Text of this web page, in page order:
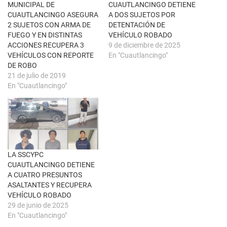
a
n
a
n
u
e
v
a
)
S
e
a
b
r
e
e
n
u
a
v
e
t
a
n
a
n
u
e
MUNICIPAL DE
CUAUTLANCINGO ASEGURA
2 SUJETOS CON ARMA DE
FUEGO Y EN DISTINTAS
ACCIONES RECUPERA 3
VEHÍCULOS CON REPORTE
DE ROBO
21 de julio de 2019
En "Cuautlancingo"
CUAUTLANCINGO DETIENE
A DOS SUJETOS POR
DETENTACIÓN DE
VEHÍCULO ROBADO
9 de diciembre de 2025
En "Cuautlancingo"
LA SSCYPC
CUAUTLANCINGO DETIENE
A CUATRO PRESUNTOS
ASALTANTES Y RECUPERA
VEHÍCULO ROBADO
29 de junio de 2025
En "Cuautlancingo"